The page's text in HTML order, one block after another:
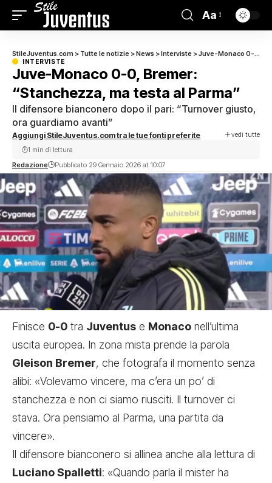
Aa
StileJuventus.com > Tutte le notizie >News >Interviste >Juve-Monaco 0-0, Bremer: “Stanchezza, ma testa al Parma”
INTERVISTE
Juve-Monaco 0-0, Bremer:
“Stanchezza, ma testa al Parma”
Il difensore bianconero dopo il pari: “Turnover giusto,
ora guardiamo avanti”
Aggiungi StileJuventus.com tra le tue fonti preferite vedi tutte
Redazione Pubblicato 29 Gennaio 2026 at 10:07
1 min di lettura
Finisce 0-0 tra Juventus e Monaco nell’ultima
uscita europea. In zona mista prende la parola
Gleison Bremer, che fotografa il momento senza
alibi: «Volevamo vincere, ma c’era un po’ di
stanchezza e non ci siamo riusciti. Il turnover ci
stava. Ora pensiamo al Parma, una partita da
vincere».
Il difensore bianconero si allinea anche alla lettura di
Luciano Spalletti: «Quando parla il mister ha